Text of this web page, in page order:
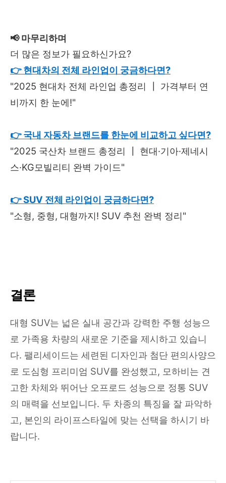
📢 마무리하며
더 많은 정보가 필요하신가요?
👉 현대차의 전체 라인업이 궁금하다면?
"2025 현대차 전체 라인업 총정리 ┃ 가격부터 연
비까지 한 눈에!"
👉 국내 자동차 브랜드를 한눈에 비교하고 싶다면?
"2025 국산차 브랜드 총정리 ┃ 현대·기아·제네시
스·KG모빌리티 완벽 가이드"
👉 SUV 전체 라인업이 궁금하다면?
"소형, 중형, 대형까지! SUV 추천 완벽 정리"
결론
대형 SUV는 넓은 실내 공간과 강력한 주행 성능으
로 가족용 차량의 새로운 기준을 제시하고 있습니
다. 팰리세이드는 세련된 디자인과 첨단 편의사양으
로 도심형 프리미엄 SUV를 완성했고, 모하비는 견
고한 차체와 뛰어난 오프로드 성능으로 정통 SUV
의 매력을 선보입니다. 두 차종의 특징을 잘 파악하
고, 본인의 라이프스타일에 맞는 선택을 하시기 바
랍니다.